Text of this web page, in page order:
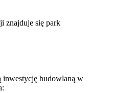
znajduje się park
inwestycję budowlaną w